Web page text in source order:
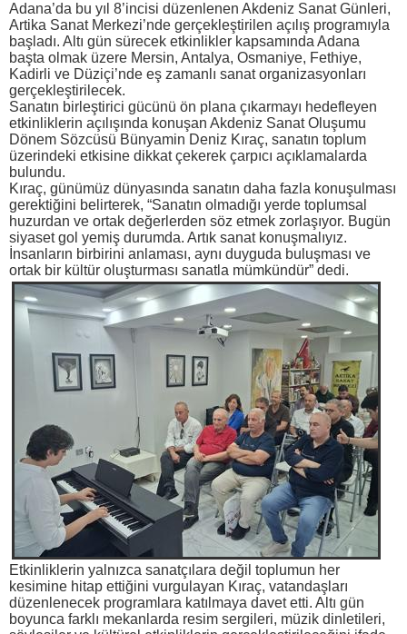
Adana’da bu yıl 8’incisi düzenlenen Akdeniz Sanat Günleri,
Artika Sanat Merkezi’nde gerçekleştirilen açılış programıyla
başladı. Altı gün sürecek etkinlikler kapsamında Adana
başta olmak üzere Mersin, Antalya, Osmaniye, Fethiye,
Kadirli ve Düziçi’nde eş zamanlı sanat organizasyonları
gerçekleştirilecek.
Sanatın birleştirici gücünü ön plana çıkarmayı hedefleyen
etkinliklerin açılışında konuşan Akdeniz Sanat Oluşumu
Dönem Sözcüsü Bünyamin Deniz Kıraç, sanatın toplum
üzerindeki etkisine dikkat çekerek çarpıcı açıklamalarda
bulundu.
Kıraç, günümüz dünyasında sanatın daha fazla konuşulması
gerektiğini belirterek, “Sanatın olmadığı yerde toplumsal
huzurdan ve ortak değerlerden söz etmek zorlaşıyor. Bugün
siyaset gol yemiş durumda. Artık sanat konuşmalıyız.
İnsanların birbirini anlaması, aynı duyguda buluşması ve
ortak bir kültür oluşturması sanatla mümkündür” dedi.
Etkinliklerin yalnızca sanatçılara değil toplumun her
kesimine hitap ettiğini vurgulayan Kıraç, vatandaşları
düzenlenecek programlara katılmaya davet etti. Altı gün
boyunca farklı mekanlarda resim sergileri, müzik dinletileri,